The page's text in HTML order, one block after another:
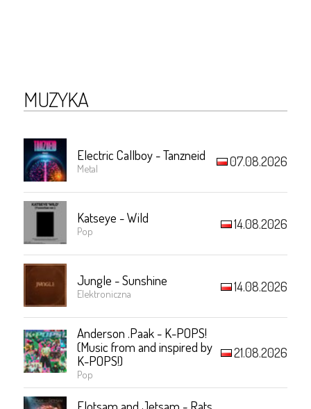
MUZYKA
Electric Callboy - Tanzneid
Metal 07.08.2026
Katseye - Wild
Pop 14.08.2026
Jungle - Sunshine
Elektroniczna 14.08.2026
Anderson .Paak - K-POPS!
(Music from and inspired by
K-POPS!)
Pop
21.08.2026